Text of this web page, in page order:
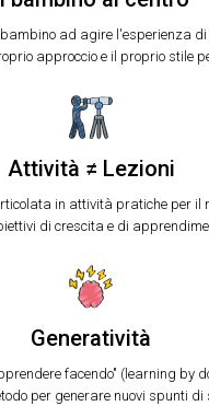
ad agire l'esperienza
approccio e il proprio stile
Attività ≠ Lezioni
in attività pratiche per il
di crescita e di
Generatività
facendo" (learning by
per generare nuovi spunti di